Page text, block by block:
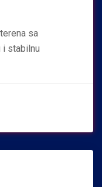
sa
i stabilnu